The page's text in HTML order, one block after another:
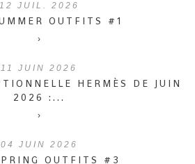
12 JUIL. 2026
OUTFITS #1
›
11 JUIN 2026
HERMÈS DE JUIN
2026 :...
›
04 JUIN 2026
OUTFITS #3